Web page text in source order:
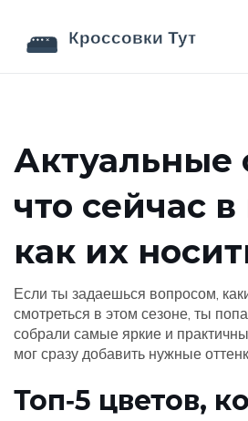
Актуальные
что сейчас
как их
Если ты задаешься вопросом,
смотреться в этом сезоне, ты
собрали самые яркие и
мог сразу добавить нужные
Топ‑5 цветов,